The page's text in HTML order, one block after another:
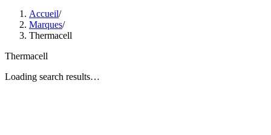
Accueil/
Marques/
Thermacell
Thermacell
Loading search results…